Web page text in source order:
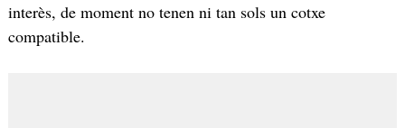
interès, de moment no tenen ni tan sols un cotxe
compatible.